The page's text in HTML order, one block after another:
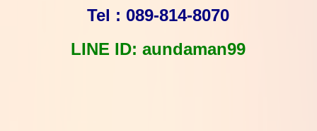
Tel : 089-814-8070
LINE ID:aundaman99